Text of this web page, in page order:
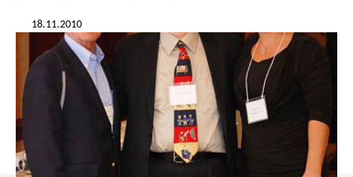
18.11.2010